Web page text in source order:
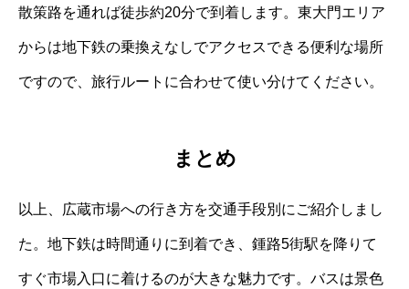
散策路を通れば徒歩約20分で到着します。東大門エリア
からは地下鉄の乗換えなしでアクセスできる便利な場所
ですので、旅行ルートに合わせて使い分けてください。
まとめ
以上、広蔵市場への行き方を交通手段別にご紹介しまし
た。地下鉄は時間通りに到着でき、鍾路5街駅を降りて
すぐ市場入口に着けるのが大きな魅力です。バスは景色